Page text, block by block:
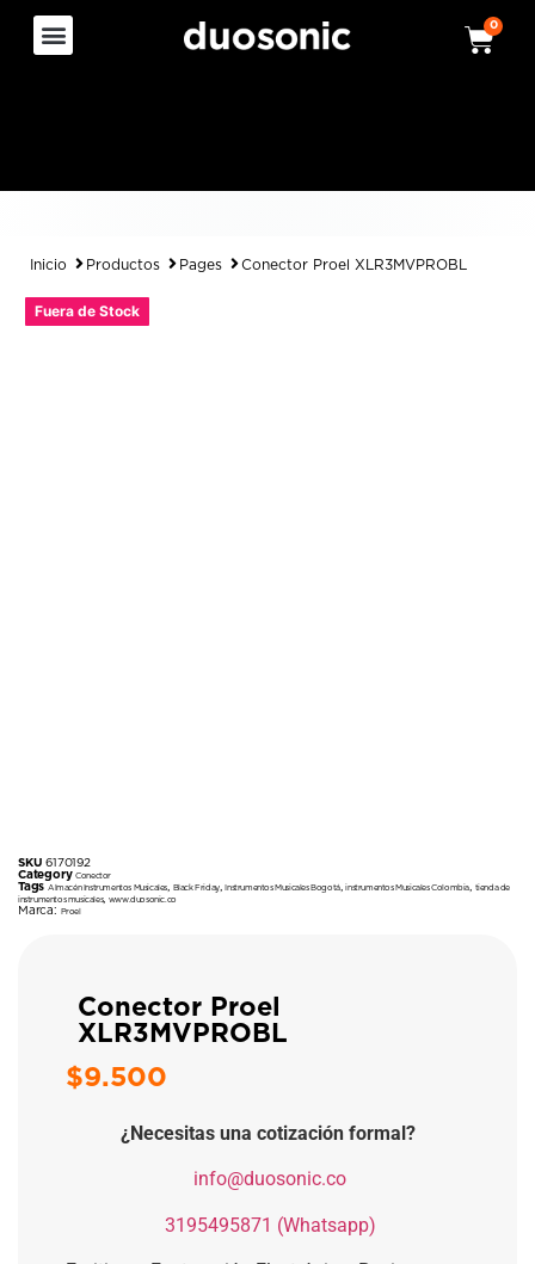
0
Inicio Productos Pages Conector Proel XLR3MVPROBL
Fuera de Stock
SKU6170192
Category Conector
Tags Almacén Instrumentos Musicales Black Friday,Instrumentos Musicales Bogotá,instrumentos Musicales Colombia
tienda de
instrumentos musicales, www.duosonic.co
Marca: Proel
Conector Proel
XLR3MVPROBL
$9.500
¿Necesitas una cotización formal?
info@duosonic.co
3195495871 (Whatsapp)